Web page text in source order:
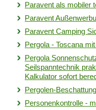
Paravent als mobiler
Paravent
Paravent Camping
Pergola - Toscana
Pergola
Seilspanntechnik
Kalkulator sofort
Pergolen-
Personenkontrolle -